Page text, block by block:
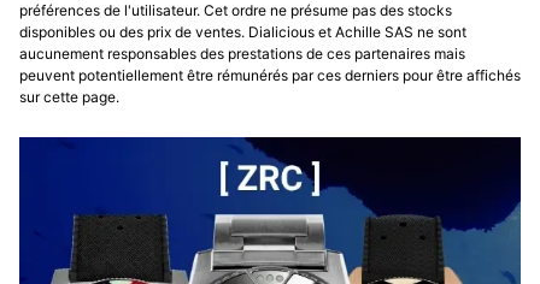
préférences de l'utilisateur. Cet ordre ne présume pas des stocks
disponibles ou des prix de ventes. Dialicious et Achille SAS ne sont
aucunement responsables des prestations de ces partenaires mais
peuvent potentiellement être rémunérés par ces derniers pour être affichés
sur cette page.